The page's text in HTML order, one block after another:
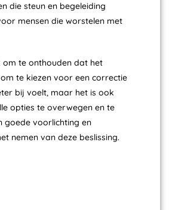
die steun en begeleiding
mensen die worstelen met
om te onthouden dat het
te kiezen voor een correctie
bij voelt, maar het is ook
opties te overwegen en te
goede voorlichting en
nemen van deze beslissing.